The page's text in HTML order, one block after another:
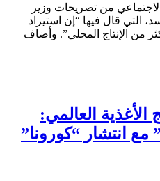
من تصريحات وزير
التي قال فيها “إن استيراد
من الإنتاج المحلي”. وأضاف
الأغذية العالمي:
انتشار “كورونا”